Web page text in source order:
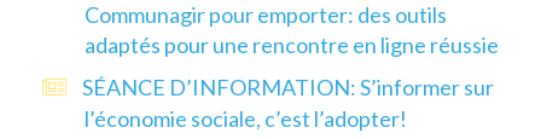
Communagir pour emporter: des outils
adaptés pour une rencontre en ligne réussie
SÉANCE D’INFORMATION: S’informer sur
l’économie sociale, c’est l’adopter!